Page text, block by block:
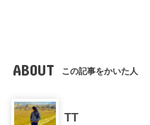
ABOUT この記事をかいた人
TT